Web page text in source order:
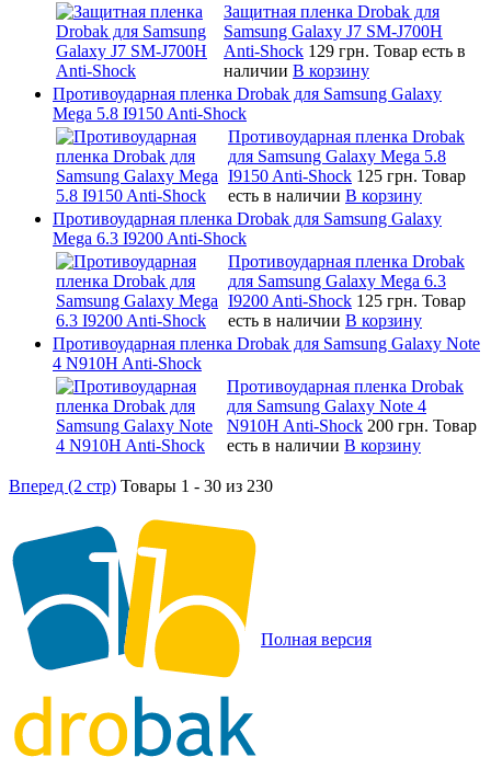
Защитная пленка Drobak для
Samsung Galaxy J7 SM-J700H
Anti-Shock 129 грн. Товар есть в
наличии В корзину
Противоударная пленка Drobak для Samsung Galaxy
Mega 5.8 I9150 Anti-Shock
Противоударная пленка Drobak
для Samsung Galaxy Mega 5.8
I9150 Anti-Shock 125 грн. Товар
есть в наличии В корзину
Противоударная пленка Drobak для Samsung Galaxy
Mega 6.3 I9200 Anti-Shock
Противоударная пленка Drobak
для Samsung Galaxy Mega 6.3
I9200 Anti-Shock 125 грн. Товар
есть в наличии В корзину
Противоударная пленка Drobak для Samsung Galaxy Note
4 N910H Anti-Shock
Противоударная пленка Drobak
для Samsung Galaxy Note 4
N910H Anti-Shock 200 грн. Товар
есть в наличии В корзину
Вперед (2 стр) Товары 1 - 30 из 230
Полная версия